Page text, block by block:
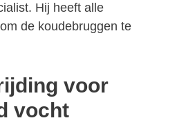
Hij heeft alle
de koudebruggen te
voor
vocht